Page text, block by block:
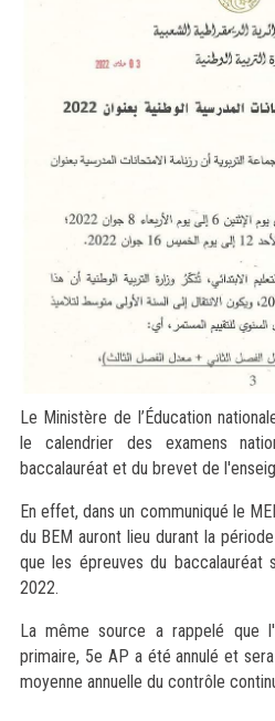
Le Ministère de l’Éducation
le calendrier des examens
baccalauréat et du brevet de
En effet, dans un communiqué le
du BEM auront lieu durant la
que les épreuves du
2022.
La même source a rappelé que
primaire, 5e AP a été annulé et
moyenne annuelle du contrôle